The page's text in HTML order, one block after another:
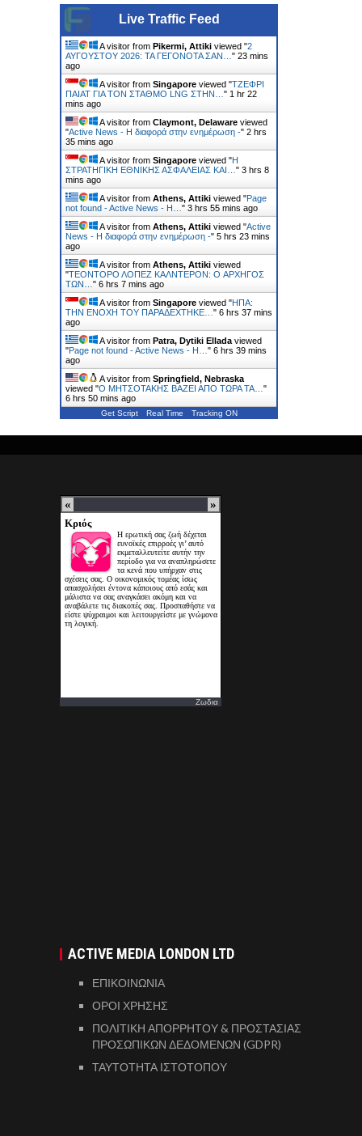
Live Traffic Feed
A visitor from Pikermi, Attiki viewed "2
ΑΥΓΟΥΣΤΟΥ 2026: ΤΑ ΓΕΓΟΝΟΤΑ ΣΑΝ… " 23 mins
ago
A visitor from Singapore viewed "ΤΖΕΦΡΙ
ΠΑΙΑΤ ΓΙΑ ΤΟΝ ΣΤΑΘΜΟ LNG ΣΤΗΝ… " 1 hr 22
mins ago
A visitor from Claymont, Delaware viewed
"Active News - Η διαφορά στην ενημέρωση -" 2 hrs
35 mins ago
A visitor from Singapore viewed "Η
ΣΤΡΑΤΗΓΙΚΗ ΕΘΝΙΚΗΣ ΑΣΦΑΛΕΙΑΣ ΚΑΙ… " 3 hrs 8
mins ago
A visitor from Athens, Attiki viewed "Page
not found - Active News - Η… " 3 hrs 55 mins ago
A visitor from Athens, Attiki viewed "Active
News - Η διαφορά στην ενημέρωση -" 5 hrs 23 mins
ago
A visitor from Athens, Attiki viewed
"ΤΕΟΝΤΟΡΟ ΛΟΠΕΖ ΚΑΛΝΤΕΡΟΝ: O ΑΡΧΗΓΟΣ
ΤΩΝ… " 6 hrs 7 mins ago
A visitor from Singapore viewed "ΗΠΑ:
ΤΗΝ ΕΝΟΧH ΤΟΥ ΠΑΡΑΔEΧΤΗΚΕ… " 6 hrs 37 mins
ago
A visitor from Patra, Dytiki Ellada viewed
"Page not found - Active News - Η… " 6 hrs 39 mins
ago
A visitor from Springfield, Nebraska
viewed "Ο ΜΗΤΣΟΤΑΚΗΣ ΒΑΖΕΙ ΑΠΟ ΤΩΡΑ ΤΑ… "
6 hrs 50 mins ago
Get Script Real Time Tracking ON
Ζωδια
ACTIVE MEDIA LONDON LTD
ΕΠΙΚΟΙΝΩΝΙΑ
ΟΡΟΙ ΧΡΗΣΗΣ
ΠΟΛΙΤΙΚΗ ΑΠΟΡΡΗΤΟΥ & ΠΡΟΣΤΑΣΙΑΣ
ΠΡΟΣΩΠΙΚΩΝ ΔΕΔΟΜΕΝΩΝ (GDPR)
ΤΑΥΤΟΤΗΤΑ ΙΣΤΟΤΟΠΟΥ